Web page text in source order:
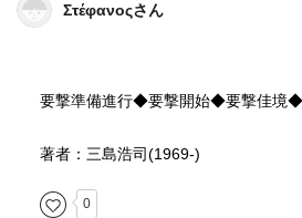
Στέφανοςさん
要撃準備進行◆要撃開始◆要撃佳境
著者：三島浩司(1969-)
0